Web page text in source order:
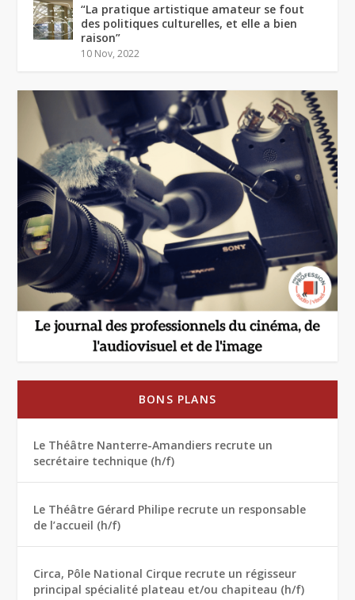
“La pratique artistique amateur se fout
des politiques culturelles, et elle a bien
raison”
10 Nov, 2022
BONS PLANS
Le Théâtre Nanterre-Amandiers recrute un
secrétaire technique (h/f)
Le Théâtre Gérard Philipe recrute un responsable
de l’accueil (h/f)
Circa, Pôle National Cirque recrute un régisseur
principal spécialité plateau et/ou chapiteau (h/f)